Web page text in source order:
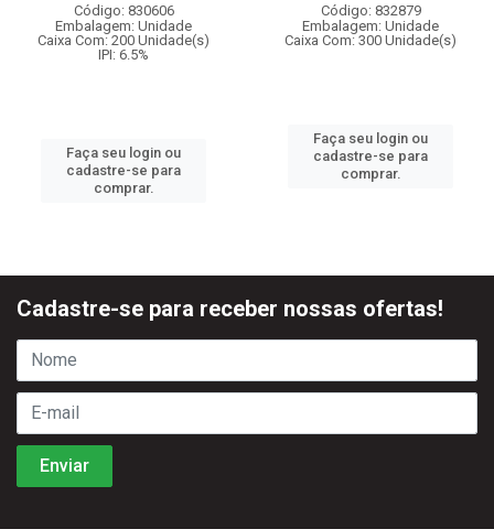
Código: 830606
Embalagem: Unidade
Caixa Com: 200 Unidade(s)
IPI: 6.5%
Faça seu login ou
cadastre-se para
comprar.
Código: 832879
Embalagem: Unidade
Caixa Com: 300 Unidade(s)
Faça seu login ou
cadastre-se para
comprar.
Cadastre-se para receber nossas ofertas!